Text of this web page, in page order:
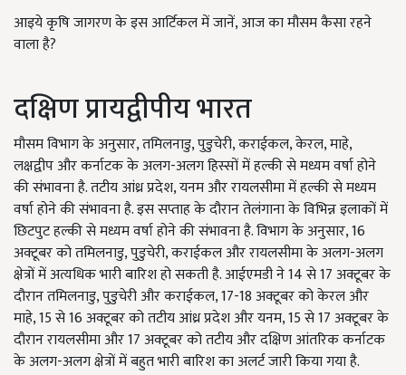
आइये कृषि जागरण के इस आर्टिकल में जानें, आज का मौसम कैसा रहने
वाला है?
दक्षिण प्रायद्वीपीय भारत
मौसम विभाग के अनुसार, तमिलनाडु, पुडुचेरी, कराईकल, केरल, माहे,
लक्षद्वीप और कर्नाटक के अलग-अलग हिस्सों में हल्की से मध्यम वर्षा होने
की संभावना है. तटीय आंध्र प्रदेश, यनम और रायलसीमा में हल्की से मध्यम
वर्षा होने की संभावना है. इस सप्ताह के दौरान तेलंगाना के विभिन्न इलाकों में
छिटपुट हल्की से मध्यम वर्षा होने की संभावना है. विभाग के अनुसार, 16
अक्टूबर को तमिलनाडु, पुडुचेरी, कराईकल और रायलसीमा के अलग-अलग
क्षेत्रों में अत्यधिक भारी बारिश हो सकती है. आईएमडी ने 14 से 17 अक्टूबर के
दौरान तमिलनाडु, पुडुचेरी और कराईकल, 17-18 अक्टूबर को केरल और
माहे, 15 से 16 अक्टूबर को तटीय आंध्र प्रदेश और यनम, 15 से 17 अक्टूबर के
दौरान रायलसीमा और 17 अक्टूबर को तटीय और दक्षिण आंतरिक कर्नाटक
के अलग-अलग क्षेत्रों में बहुत भारी बारिश का अलर्ट जारी किया गया है.